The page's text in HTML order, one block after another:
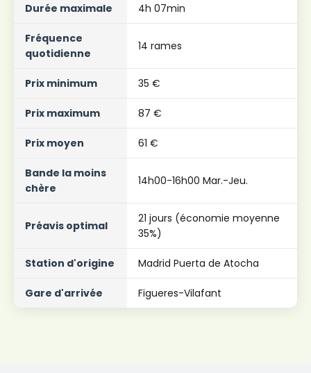
Durée maximale 4h 07min
Fréquence
quotidienne
14 rames
Prix ​​minimum 35 €
Prix ​​maximum 87 €
Prix ​​moyen 61 €
Bande la moins
chère
14h00-16h00 Mar.-Jeu.
Préavis optimal
21 jours (économie moyenne
35%)
Station d'origine Madrid Puerta de Atocha
Gare d'arrivée Figueres-Vilafant